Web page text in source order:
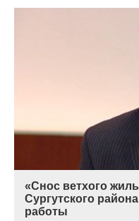
«Снос ветхого
Сургутского
работы